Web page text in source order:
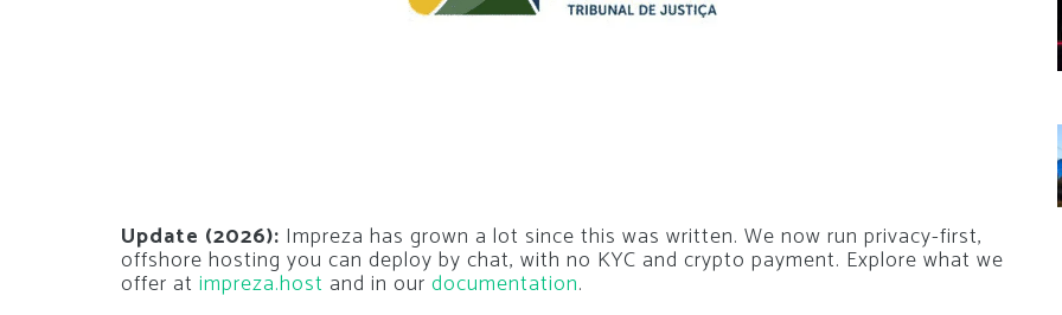
Update (2026): Impreza has grown a lot since this was written. We now run privacy-first,
offshore hosting you can deploy by chat, with no KYC and crypto payment. Explore what we
offer at impreza.host and in our documentation.